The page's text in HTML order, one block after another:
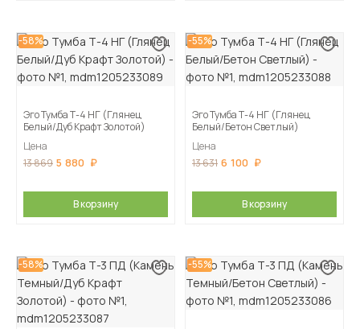
-58%
Эго Тумба Т-4 НГ (Глянец
Белый/Дуб Крафт Золотой)
Цена
13 869 5 880
В корзину
-55%
Эго Тумба Т-4 НГ (Глянец
Белый/Бетон Светлый)
Цена
13 631 6 100
В корзину
-58% -55%